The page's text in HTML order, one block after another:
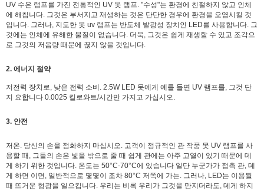
UV 수은 램프를 가진 전통적인 UV 못 램프. "수성"는 환경에 친절하지 않고 인체
에 해칩니다. 그것은 부서지고 재생하는 것은 단단한 경우에 환경을 오염시킬 것
입니다. 그러나, 지도한 못 uv 램프는 반도체 발광성 장치인 LED를 사용합니다. 그
것에는 인체에 유해한 물질이 없습니다. 더욱, 그것은 쉽게 재생할 수 있고 조각으
로 그것의 저음량 때문에 끊지 않을 것입니다.
2. 에너지 절약
저전력 장치로, 낮은 전력 소비. 2.5W LED 못에게 예를 들면 UV 램프를, 그것 단
지 요합니다 0.0025 킬로와트/시간만 가지고 가십시오.
3. 안전
저온. 당신의 손을 점화하지 마십시오. 고객이 정규적인 관 작풍 못 UV 램프를 사
용할 때, 그들의 손은 빛을 밖으로 줄 때 쉽게 관에는 아주 고열이 있기 때문에 데
게 하기 위한 것입니다. 온도는 50°C-70°C에 있습니다 일단 누군가가 접촉 관, 데
게 하면 이면, 일반적으로 몇몇이 조차 80°C 저쪽에 가는. 그러나, LED는 이용될
때 뜨거운 형광을 일으킵니다. 우리는 비록 우리가 그것을 만지더라도, 데게 하지